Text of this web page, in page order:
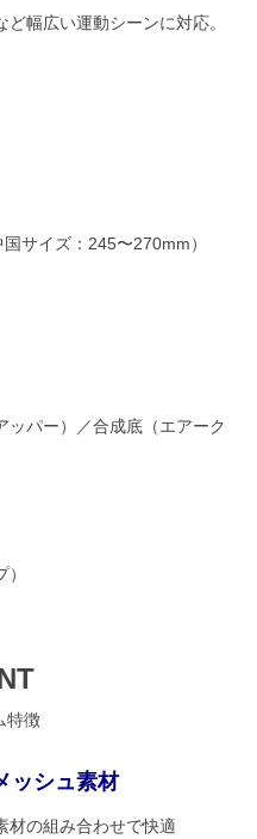
幅広い運動シーンに対応。
サイズ：245〜270mm）
ッパー）／合成底（エアーク
特徴
ッシュ素材
材の組み合わせで快適